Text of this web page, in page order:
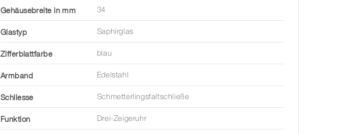
Gehäusebreite in mm 34
Glastyp Saphirglas
Zifferblattfarbe blau
Armband Edelstahl
Schliesse Schmetterlingsfaltschließe
Funktion Drei-Zeigeruhr